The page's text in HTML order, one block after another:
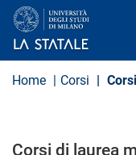
a
Home Corsi
Corsi di laurea